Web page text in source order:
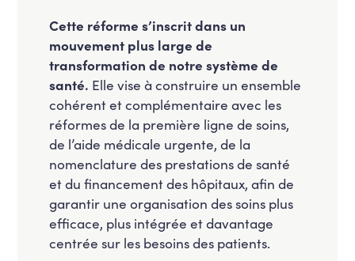
Cette réforme s’inscrit dans un
mouvement plus large de
transformation de notre système de
santé. Elle vise à construire un ensemble
cohérent et complémentaire avec les
réformes de la première ligne de soins,
de l’aide médicale urgente, de la
nomenclature des prestations de santé
et du financement des hôpitaux, afin de
garantir une organisation des soins plus
efficace, plus intégrée et davantage
centrée sur les besoins des patients.